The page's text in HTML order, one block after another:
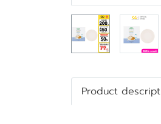
Product